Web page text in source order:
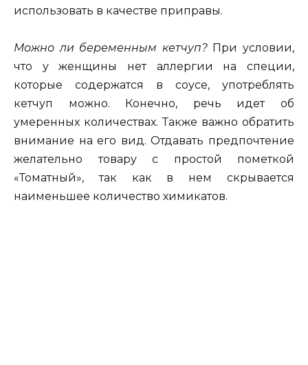
использовать в качестве приправы.
Можно ли беременным кетчуп?При условии,
что у женщины нет аллергии на специи,
которые содержатся в соусе, употреблять
кетчуп можно. Конечно, речь идет об
умеренных количествах. Также важно обратить
внимание на его вид. Отдавать предпочтение
желательно товару с простой пометкой
«Томатный», так как в нем скрывается
наименьшее количество химикатов.